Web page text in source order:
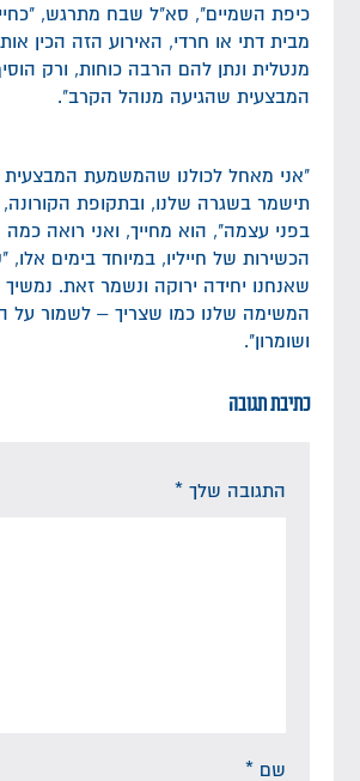
כיפת השמיים", סא"ל שבח מתרגש,
מבית דתי או חרדי, האירוע הזה הכין
מנטלית ונתן להם הרבה כוחות, ורק
המבצעית שהגיעה מנוהל הקרב".
"אני מאחל לכולנו שהמשמעת המבצעית
תישמר בשגרה שלנו, ובתקופת
בפני עצמה", הוא מחייך, ואני רואה
הכשירות של חייליו, במיוחד בימים אלו,
שאנחנו יחידה ירוקה ונשמר זאת.
המשימה שלנו כמו שצריך – לשמור על
ושומרון".
כתיבת תגובה
התגובה שלך*
שם*